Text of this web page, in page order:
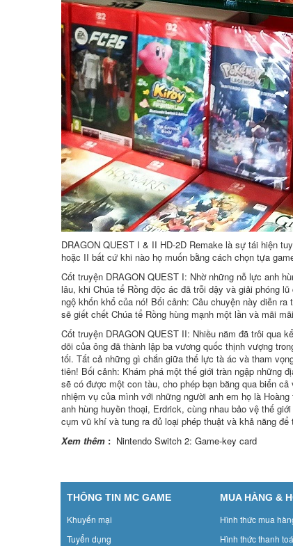
DRAGON QUEST I & II HD-2D Remake là sự tái hiện
hoặc II bất cứ khi nào họ muốn bằng cách chọn tựa
Cốt truyện DRAGON QUEST I: Nhờ những nỗ lực anh
lâu, khi Chúa tể Rồng độc ác đã trỗi dậy và giải phóng
ngộ khốn khổ của nó! Bối cảnh: Câu chuyện này diễn
sẽ giết chết Chúa tể Rồng hùng mạnh một lần và mãi
Cốt truyện DRAGON QUEST II: Nhiều năm đã trôi qua
dõi của ông đã thành lập ba vương quốc thịnh vượng
tối. Tất cả những gì chắn giữa thế lực tà ác và tham
tiên! Bối cảnh: Khám phá một thế giới tràn ngập những
sẽ có được một con tàu, cho phép bạn băng qua biển
nhiệm vụ của mình với những người anh em họ là
anh hùng huyền thoại, Erdrick, cùng nhau bảo vệ thế
cụm vũ khí và tung ra đủ loại phép thuật và khả năng
Xem thêm : Nintendo Switch 2: Game-key card
THÔNG TIN MC GAME
Khuyến mại
Tuyển dụng
MUA HÀNG &
Hình thức mua
Hình thức thanh